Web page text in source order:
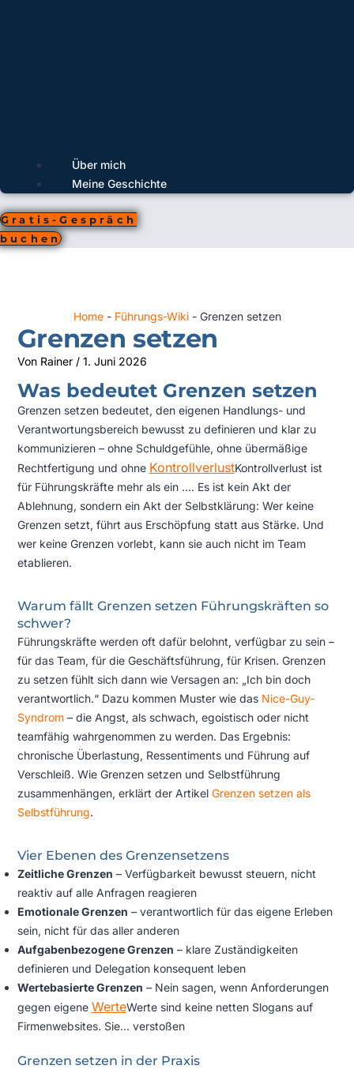
Über mich
Meine Geschichte
Gratis-Gespräch
buchen
Home- Führungs-Wiki- Grenzen setzen
Grenzen setzen
Von Rainer / 1. Juni 2026
Was bedeutet Grenzen setzen
Grenzen setzen bedeutet, den eigenen Handlungs- und
Verantwortungsbereich bewusst zu definieren und klar zu
kommunizieren – ohne Schuldgefühle, ohne übermäßige
Rechtfertigung und ohne KontrollverlustKontrollverlust ist
für Führungskräfte mehr als ein .... Es ist kein Akt der
Ablehnung, sondern ein Akt der Selbstklärung: Wer keine
Grenzen setzt, führt aus Erschöpfung statt aus Stärke. Und
wer keine Grenzen vorlebt, kann sie auch nicht im Team
etablieren.
Warum fällt Grenzen setzen Führungskräften so
schwer?
Führungskräfte werden oft dafür belohnt, verfügbar zu sein –
für das Team, für die Geschäftsführung, für Krisen. Grenzen
zu setzen fühlt sich dann wie Versagen an: „Ich bin doch
verantwortlich.“ Dazu kommen Muster wie das Nice-Guy-
Syndrom– die Angst, als schwach, egoistisch oder nicht
teamfähig wahrgenommen zu werden. Das Ergebnis:
chronische Überlastung, Ressentiments und Führung auf
Verschleiß. Wie Grenzen setzen und Selbstführung
zusammenhängen, erklärt der Artikel Grenzen setzen als
Selbstführung.
Vier Ebenen des Grenzensetzens
Zeitliche Grenzen – Verfügbarkeit bewusst steuern, nicht
reaktiv auf alle Anfragen reagieren
Emotionale Grenzen – verantwortlich für das eigene Erleben
sein, nicht für das aller anderen
Aufgabenbezogene Grenzen – klare Zuständigkeiten
definieren und Delegation konsequent leben
Wertebasierte Grenzen – Nein sagen, wenn Anforderungen
gegen eigene WerteWerte sind keine netten Slogans auf
Firmenwebsites. Sie... verstoßen
Grenzen setzen in der Praxis